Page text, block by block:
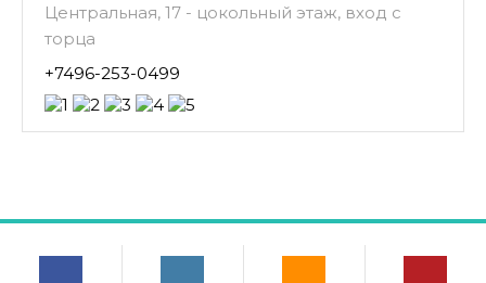
Центральная, 17 - цокольный этаж, вход с
торца
+7496-253-0499